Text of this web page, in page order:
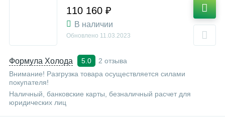
Формула Холода 5.0
2 отзыва
Внимание! Разгрузка товара осуществляется силами
покупателя!
Наличный, банковские карты, безналичный расчет для
юридических лиц
110 160 ₽
В наличии
Обновлено 11.03.2023